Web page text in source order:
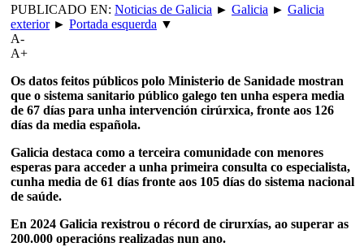
PUBLICADO EN: Noticias de Galicia ► Galicia ► Galicia
exterior► Portada esquerda ▼
A-
A+
Os datos feitos públicos polo Ministerio de Sanidade mostran
que o sistema sanitario público galego ten unha espera media
de 67 días para unha intervención cirúrxica, fronte aos 126
días da media española.
Galicia destaca como a terceira comunidade con menores
esperas para acceder a unha primeira consulta co especialista,
cunha media de 61 días fronte aos 105 días do sistema nacional
de saúde.
En 2024 Galicia rexistrou o récord de cirurxías, ao superar as
200.000 operacións realizadas nun ano.